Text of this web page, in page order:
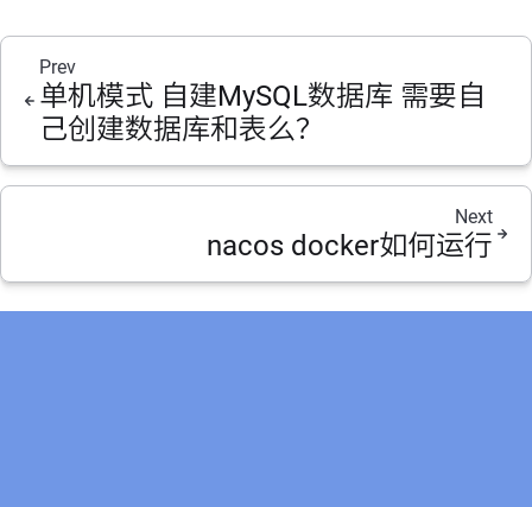
Prev
单机模式 自建MySQL数据库 需要自
己创建数据库和表么？
Next
nacos docker如何运行